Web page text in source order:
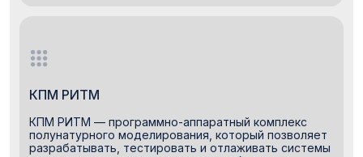
КПМ РИТМ
КПМ РИТМ — программно-аппаратный комплекс
полунатурного моделирования, который позволяет
разрабатывать, тестировать и отлаживать системы